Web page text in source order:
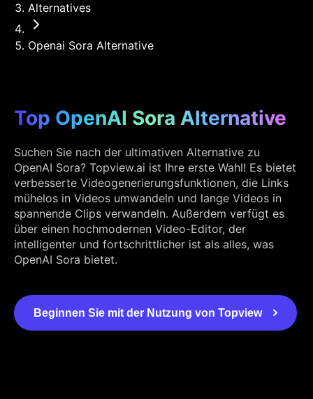
Alternatives
Openai Sora Alternative
Top OpenAI Sora Alternative
Suchen Sie nach der ultimativen Alternative zu
OpenAI Sora? Topview.ai ist Ihre erste Wahl! Es bietet
verbesserte Videogenerierungsfunktionen, die Links
mühelos in Videos umwandeln und lange Videos in
spannende Clips verwandeln. Außerdem verfügt es
über einen hochmodernen Video-Editor, der
intelligenter und fortschrittlicher ist als alles, was
OpenAI Sora bietet.
Beginnen Sie mit der Nutzung von Topview